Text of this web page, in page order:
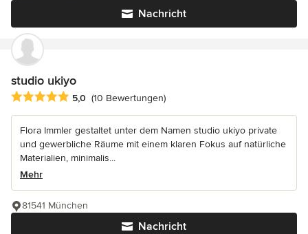
Nachricht
studio ukiyo
Durchschnittliche Bewertung: 5 von 5 Sternen
5,0 (10 Bewertungen)
Flora Immler gestaltet unter dem Namen studio ukiyo private
und gewerbliche Räume mit einem klaren Fokus auf natürliche
Materialien, minimalis...
Mehr
Nachricht
81541 München